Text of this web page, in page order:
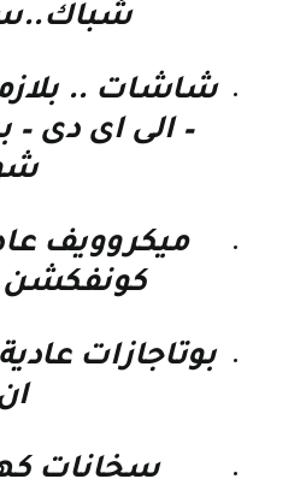
شاشات ..
– الى اى دى –
ميكروويف
كونفكشن
بوتاجازات
سخانات